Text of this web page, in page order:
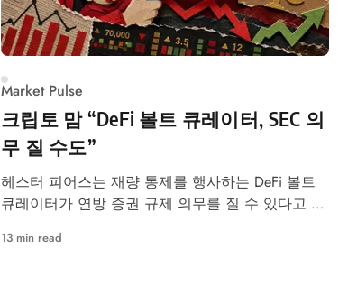
Market Pulse
크립토 맘 “DeFi 볼트 큐레이터, SEC 의
무 질 수도”
헤스터 피어스는 재량 통제를 행사하는 DeFi 볼트
큐레이터가 연방 증권 규제 의무를 질 수 있다고 경
13 min read